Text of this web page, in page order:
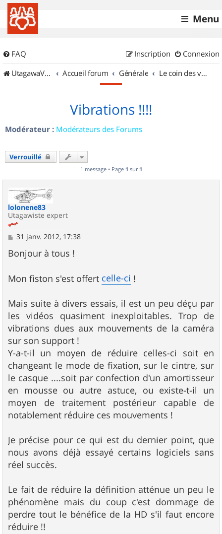
Menu
FAQ Connexion
Inscription
UtagawaVTT (Randos VTT et VTTAE avec traces GPS)
Accueil forum Générale Le coin des vidéastes
Vibrations !!!!
Modérateur : Modérateurs des Forums
Verrouillé
1 message • Page 1 sur 1
lolonene83
Utagawiste expert
M
s
s
g
e
31 janv. 2012, 17:38
Bonjour à tous !
Mon fiston s'est offert celle-ci !
Mais suite à divers essais, il est un peu déçu par
les vidéos quasiment inexploitables. Trop de
vibrations dues aux mouvements de la caméra
sur son support !
Y-a-t-il un moyen de réduire celles-ci soit en
changeant le mode de fixation, sur le cintre, sur
le casque ....soit par confection d'un amortisseur
en mousse ou autre astuce, ou existe-t-il un
moyen de traitement postérieur capable de
notablement réduire ces mouvements !
Je précise pour ce qui est du dernier point, que
nous avons déjà essayé certains logiciels sans
réel succès.
Le fait de réduire la définition atténue un peu le
phénomène mais du coup c'est dommage de
perdre tout le bénéfice de la HD s'il faut encore
réduire !!